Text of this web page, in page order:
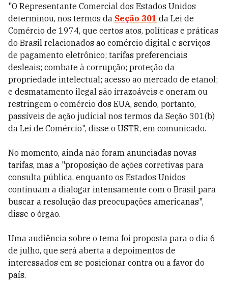
"O Representante Comercial dos Estados Unidos
determinou, nos termos da Seção 301 da Lei de
Comércio de 1974, que certos atos, políticas e práticas
do Brasil relacionados ao comércio digital e serviços
de pagamento eletrônico; tarifas preferenciais
desleais; combate à corrupção; proteção da
propriedade intelectual; acesso ao mercado de etanol;
e desmatamento ilegal são irrazoáveis ​​e oneram ou
restringem o comércio dos EUA, sendo, portanto,
passíveis de ação judicial nos termos da Seção 301(b)
da Lei de Comércio", disse o USTR, em comunicado.
No momento, ainda não foram anunciadas novas
tarifas, mas a "proposição de ações corretivas para
consulta pública, enquanto os Estados Unidos
continuam a dialogar intensamente com o Brasil para
buscar a resolução das preocupações americanas",
disse o órgão.
Uma audiência sobre o tema foi proposta para o dia 6
de julho, que será aberta a depoimentos de
interessados em se posicionar contra ou a favor do
país.